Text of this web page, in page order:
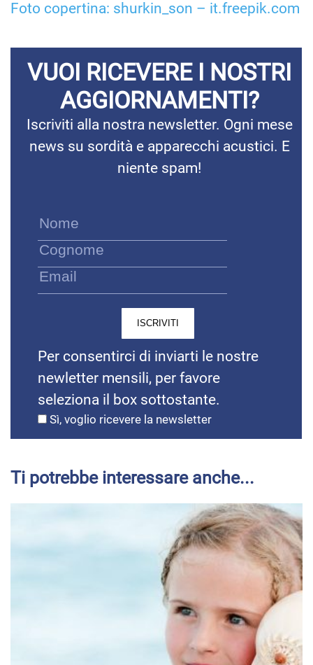
Foto copertina: shurkin_son – it.freepik.com
VUOI RICEVERE I NOSTRI
AGGIORNAMENTI?
Iscriviti alla nostra newsletter. Ogni mese
news su sordità e apparecchi acustici. E
niente spam!
Per consentirci di inviarti le nostre
newletter mensili, per favore
seleziona il box sottostante.
Sì, voglio ricevere la newsletter
Ti potrebbe interessare anche...